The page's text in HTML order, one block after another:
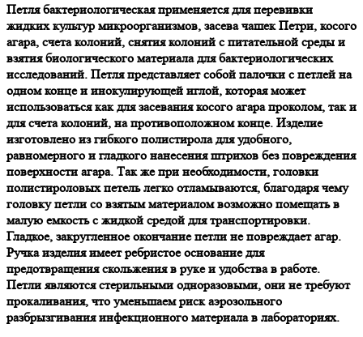
Петля бактериологическая применяется для перевивки
жидких культур микроорганизмов, засева чашек Петри, косого
агара, счета колоний, снятия колоний с питательной среды и
взятия биологического материала для бактериологических
исследований. Петля представляет собой палочки с петлей на
одном конце и инокулирующей иглой, которая может
использоваться как для засевания косого агара проколом, так и
для счета колоний, на противоположном конце. Изделие
изготовлено из гибкого полистирола для удобного,
равномерного и гладкого нанесения штрихов без повреждения
поверхности агара. Так же при необходимости, головки
полистироловых петель легко отламываются, благодаря чему
головку петли со взятым материалом возможно помещать в
малую емкость с жидкой средой для транспортировки.
Гладкое, закругленное окончание петли не повреждает агар.
Ручка изделия имеет ребристое основание для
предотвращения скольжения в руке и удобства в работе.
Петли являются стерильными одноразовыми, они не требуют
прокаливания, что уменьшаем риск аэрозольного
разбрызгивания инфекционного материала в лабораториях.